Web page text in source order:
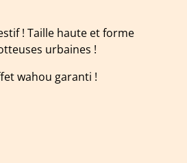
! Taille haute et forme
urbaines !
wahou garanti !